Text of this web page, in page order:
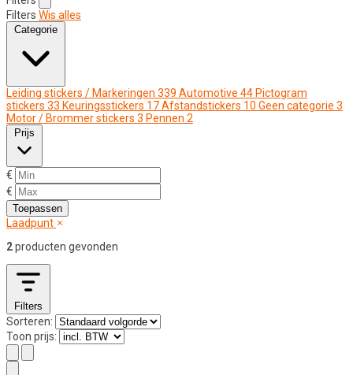
Filters Wis alles
Categorie
Leiding stickers / Markeringen 339 Automotive 44 Pictogram
stickers 33 Keuringsstickers 17Afstandstickers 10 Geen categorie 3
Motor / Brommer stickers 3 Pennen 2
Prijs
€
€
Toepassen
Laadpunt
2producten gevonden
Filters
Sorteren:
Toon prijs: